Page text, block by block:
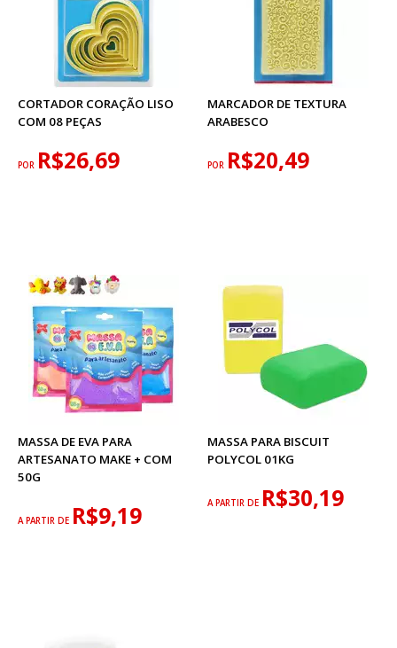
CORTADOR CORAÇÃO LISO
COM 08 PEÇAS
POR R$26,69
MARCADOR DE TEXTURA
ARABESCO
POR R$20,49
MASSA DE EVA PARA
ARTESANATO MAKE + COM
50G
A PARTIR DE R$9,19
MASSA PARA BISCUIT
POLYCOL 01KG
A PARTIR DE R$30,19